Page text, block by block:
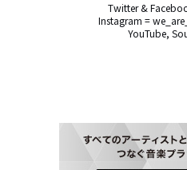
Twitter &
Instagram =
YouTube,